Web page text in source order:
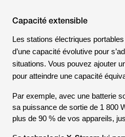
Capacité extensible
Les stations électriques
d’une capacité évolutive pour
situations. Vous pouvez ajouter
pour atteindre une capacité
Par exemple, avec une batterie
sa puissance de sortie de 1 800
plus de 90 % de vos appareils,